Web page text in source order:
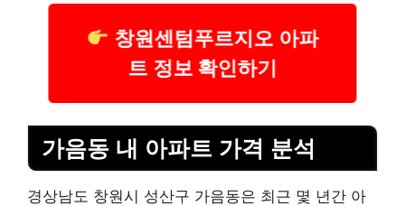
창원센텀푸르지오 아파
트 정보 확인하기
가음동 내 아파트 가격 분석
경상남도 창원시 성산구 가음동은 최근 몇 년간 아